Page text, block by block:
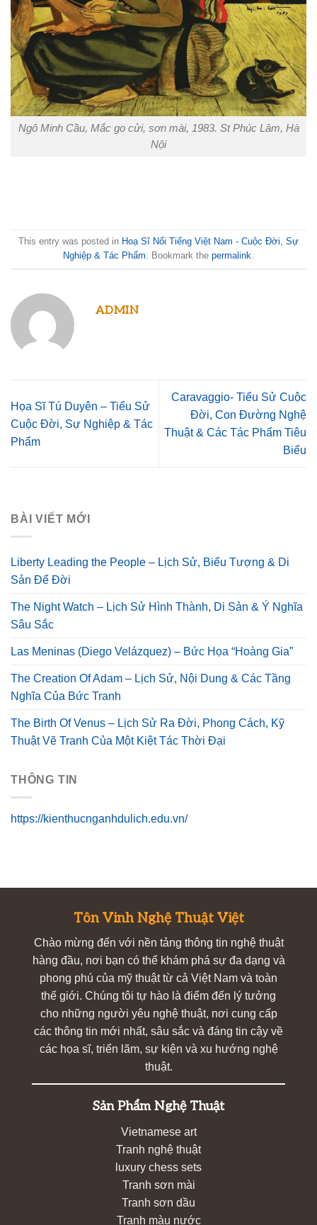
Ngô Minh Cầu, Mắc go cửi, sơn mài, 1983. St Phúc Lâm, Hà
Nội
This entry was posted in Hoạ Sĩ Nổi Tiếng Việt Nam - Cuộc Đời, Sự
Nghiệp & Tác Phẩm. Bookmark the permalink.
ADMIN
Họa Sĩ Tú Duyên – Tiểu Sử
Cuộc Đời, Sự Nghiệp & Tác
Phẩm
Caravaggio- Tiểu Sử Cuộc
Đời, Con Đường Nghệ
Thuật & Các Tác Phẩm Tiêu
Biểu
BÀI VIẾT MỚI
Liberty Leading the People – Lịch Sử, Biểu Tượng & Di
Sản Để Đời
The Night Watch – Lịch Sử Hình Thành, Di Sản & Ý Nghĩa
Sâu Sắc
Las Meninas (Diego Velázquez) – Bức Họa “Hoàng Gia”
The Creation Of Adam – Lịch Sử, Nội Dung & Các Tầng
Nghĩa Của Bức Tranh
The Birth Of Venus – Lịch Sử Ra Đời, Phong Cách, Kỹ
Thuật Vẽ Tranh Của Một Kiệt Tác Thời Đại
THÔNG TIN
https://kienthucnganhdulich.edu.vn/
Tôn Vinh Nghệ Thuật Việt
Chào mừng đến với nền tảng thông tin nghệ thuật
hàng đầu, nơi bạn có thể khám phá sự đa dạng và
phong phú của mỹ thuật từ cả Việt Nam và toàn
thế giới. Chúng tôi tự hào là điểm đến lý tưởng
cho những người yêu nghệ thuật, nơi cung cấp
các thông tin mới nhất, sâu sắc và đáng tin cậy về
các họa sĩ, triển lãm, sự kiện và xu hướng nghệ
thuật.
Sản Phẩm Nghệ Thuật
Vietnamese art
Tranh nghệ thuật
luxury chess sets
Tranh sơn mài
Tranh sơn dầu
Tranh màu nước